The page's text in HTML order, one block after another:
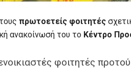
πρωτοετείς φοιτητές
ανακοίνωσή του το Κέντρο
φοιτητές